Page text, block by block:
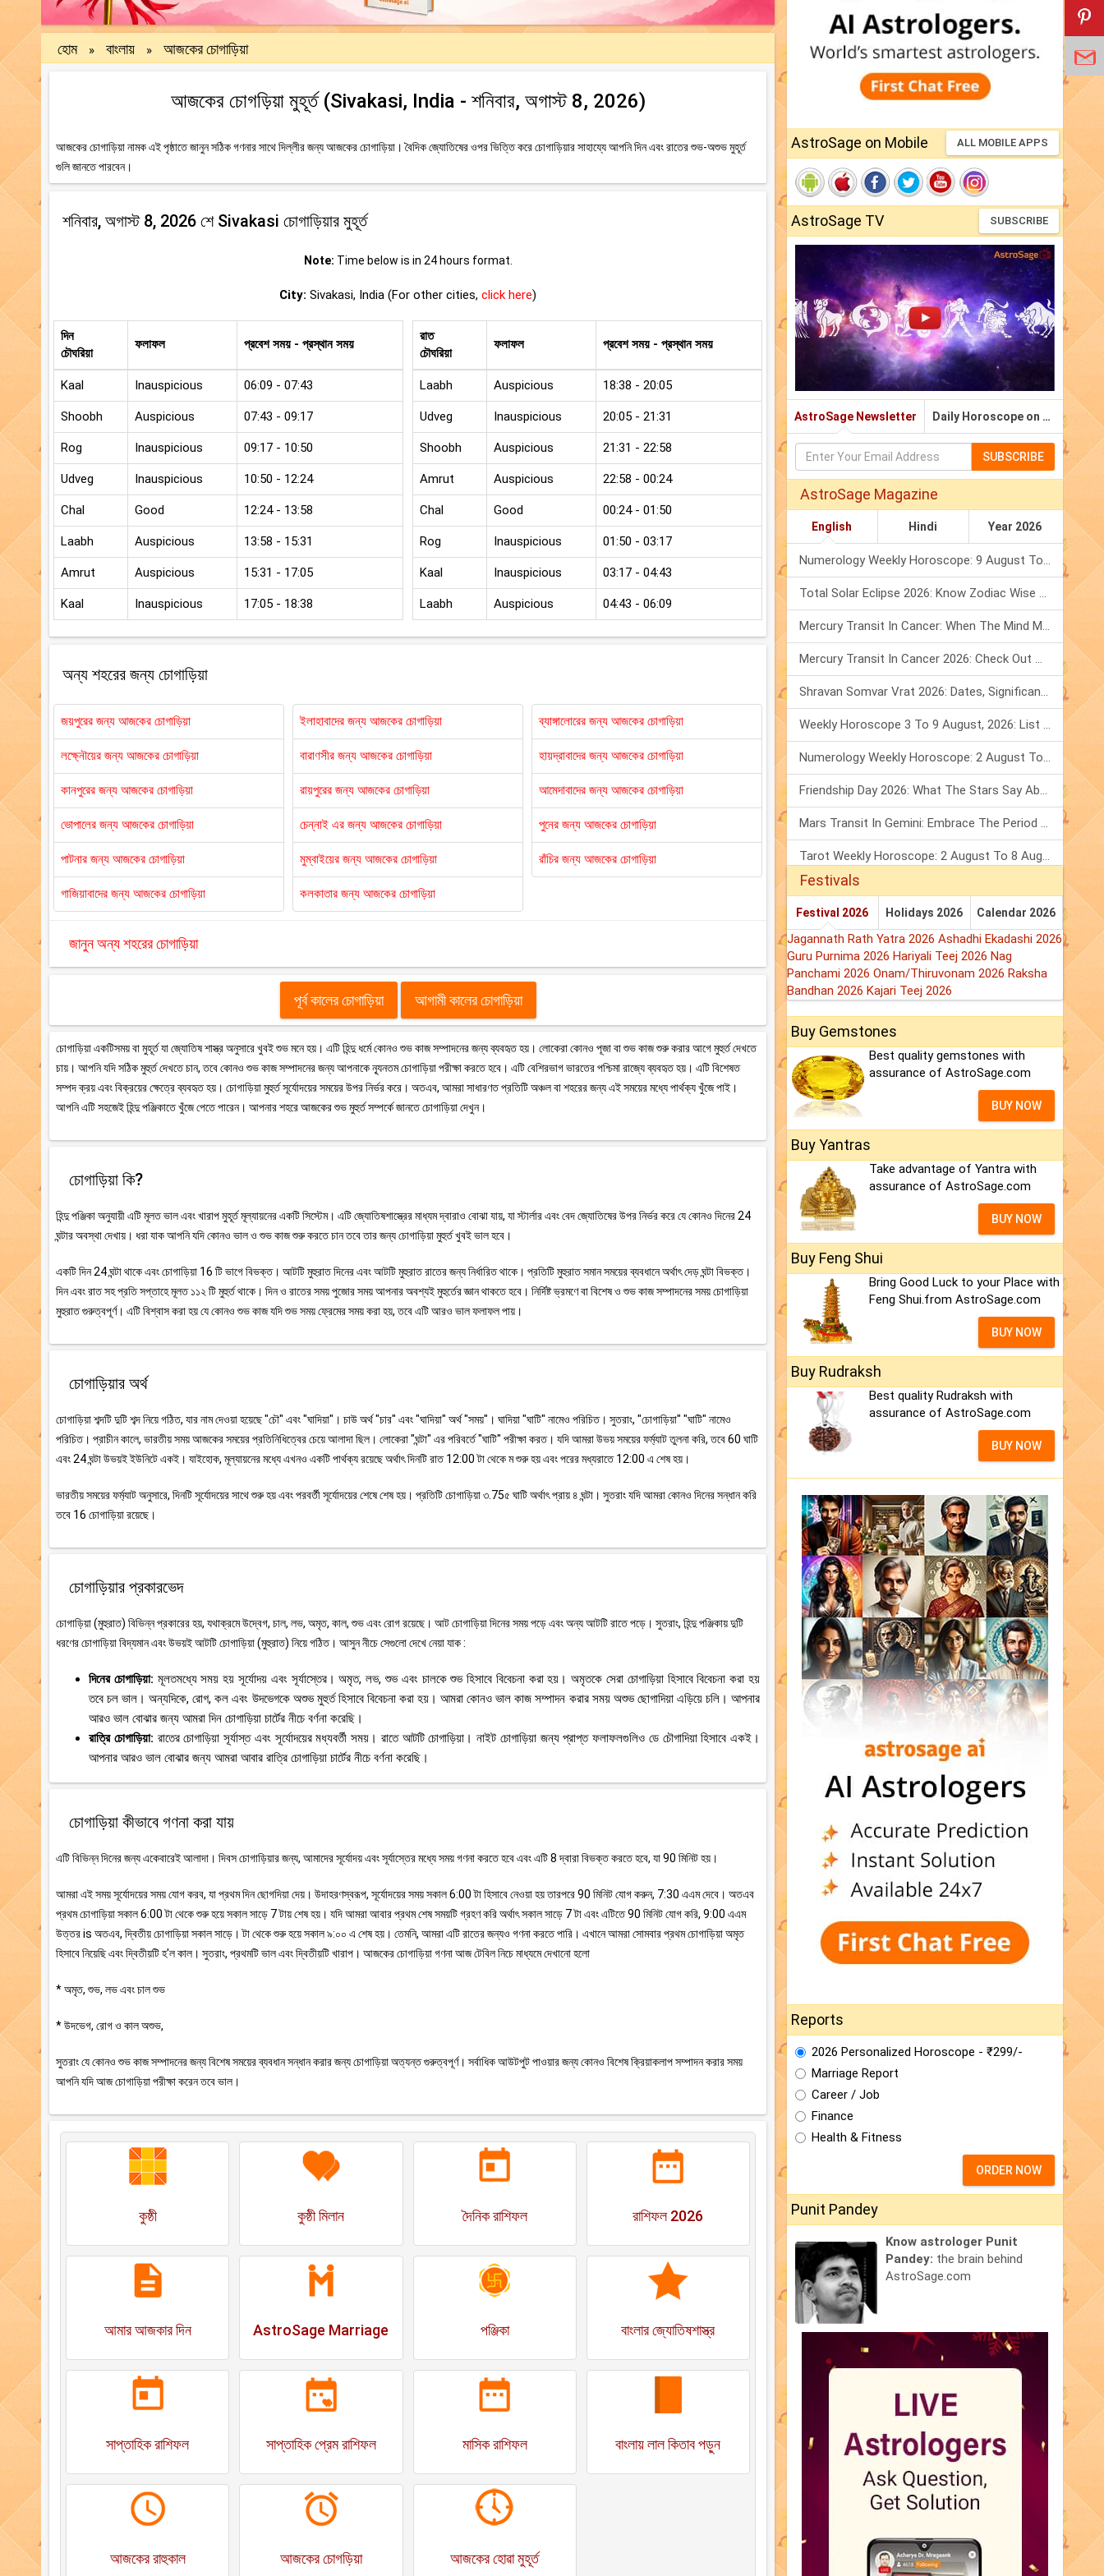
হোম » বাংলায় » আজকের চোগাড়িয়া
আজকের চোগড়িয়া মুহূর্ত (Sivakasi, India - শনিবার, অগাস্ট 8, 2026)
আজকের চোগাড়িয়া নামক এই পৃষ্ঠাতে জানুন সঠিক গণনার সাথে দিল্লীর জন্য আজকের চোগাড়িয়া। বৈদিক জ্যোতিষের ওপর ভিত্তি করে চোগাড়িয়ার সাহায্যে আপনি দিন এবং রাতের শুভ-অশুভ মুহূর্ত
গুলি জানতে পারবেন।
শনিবার, অগাস্ট 8, 2026 শে Sivakasi চোগাড়িয়ার মুহূর্ত
Note: Time below is in 24 hours format.
City: Sivakasi, India (For other cities, click here)
দিন
চৌঘরিয়া
ফলাফল প্রবেশ সময় - প্রস্থান সময়
Kaal Inauspicious 06:09 - 07:43
Shoobh Auspicious 07:43 - 09:17
Rog Inauspicious 09:17 - 10:50
Udveg Inauspicious 10:50 - 12:24
Chal Good 12:24 - 13:58
Laabh Auspicious 13:58 - 15:31
Amrut Auspicious 15:31 - 17:05
Kaal Inauspicious 17:05 - 18:38
রাত
চৌঘরিয়া
ফলাফল প্রবেশ সময় - প্রস্থান সময়
Laabh Auspicious 18:38 - 20:05
Udveg Inauspicious 20:05 - 21:31
Shoobh Auspicious 21:31 - 22:58
Amrut Auspicious 22:58 - 00:24
Chal Good 00:24 - 01:50
Rog Inauspicious 01:50 - 03:17
Kaal Inauspicious 03:17 - 04:43
Laabh Auspicious 04:43 - 06:09
অন্য শহরের জন্য চোগাড়িয়া
জয়পুরের জন্য আজকের চোগাড়িয়া
লক্ষ্নৌয়ের জন্য আজকের চোগাড়িয়া
কানপুরের জন্য আজকের চোগাড়িয়া
ভোপালের জন্য আজকের চোগাড়িয়া
পাটনার জন্য আজকের চোগাড়িয়া
গাজিয়াবাদের জন্য আজকের চোগাড়িয়া
ইলাহাবাদের জন্য আজকের চোগাড়িয়া
বারাণসীর জন্য আজকের চোগাড়িয়া
রায়পুরের জন্য আজকের চোগাড়িয়া
চেন্নাই এর জন্য আজকের চোগাড়িয়া
মুম্বাইয়ের জন্য আজকের চোগাড়িয়া
কলকাতার জন্য আজকের চোগাড়িয়া
ব্যাঙ্গালোরের জন্য আজকের চোগাড়িয়া
হায়দ্রাবাদের জন্য আজকের চোগাড়িয়া
আমেদাবাদের জন্য আজকের চোগাড়িয়া
পুনের জন্য আজকের চোগাড়িয়া
রাঁচির জন্য আজকের চোগাড়িয়া
জানুন অন্য শহরের চোগাড়িয়া
পূর্ব কালের চোগাড়িয়া আগামী কালের চোগাড়িয়া
চোগাড়িয়া একটিসময় বা মুহূর্ত যা জ্যোতিষ শাস্ত্র অনুসারে খুবই শুভ মনে হয়। এটি হিন্দু ধর্মে কোনও শুভ কাজ সম্পাদনের জন্য ব্যবহৃত হয়। লোকেরা কোনও পূজা বা শুভ কাজ শুরু করার আগে মুহুর্ত দেখতে
চায়। আপনি যদি সঠিক মুহুর্ত দেখতে চান, তবে কোনও শুভ কাজ সম্পাদনের জন্য আপনাকে ন্যূনতম চোগাড়িয়া পরীক্ষা করতে হবে। এটি বেশিরভাগ ভারতের পশ্চিমা রাজ্যে ব্যবহৃত হয়। এটি বিশেষত
সম্পদ ক্রয় এবং বিক্রয়ের ক্ষেত্রে ব্যবহৃত হয়। চোগাড়িয়া মুহুর্ত সূর্যোদয়ের সময়ের উপর নির্ভর করে। অতএব, আমরা সাধারণত প্রতিটি অঞ্চল বা শহরের জন্য এই সময়ের মধ্যে পার্থক্য খুঁজে পাই।
আপনি এটি সহজেই হিন্দু পঞ্জিকাতে খুঁজে পেতে পারেন। আপনার শহরে আজকের শুভ মুহুর্ত সম্পর্কে জানতে চোগাড়িয়া দেখুন।
চোগাড়িয়া কি?
হিন্দু পঞ্জিকা অনুযায়ী এটি মূলত ভাল এবং খারাপ মুহূর্ত মূল্যায়নের একটি সিস্টেম। এটি জ্যোতিষশাস্ত্রের মাধ্যম দ্বারাও বোঝা যায়, যা স্টার্লার এবং বেদ জ্যোতিষের উপর নির্ভর করে যে কোনও দিনের 24
ঘন্টার অবস্থা দেখায়। ধরা যাক আপনি যদি কোনও ভাল ও শুভ কাজ শুরু করতে চান তবে তার জন্য চোগাড়িয়া মুহুর্ত খুবই ভাল হবে।
একটি দিন 24 ঘন্টা থাকে এবং চোগাড়িয়া 16 টি ভাগে বিভক্ত। আটটি মুহুরাত দিনের এবং আটটি মুহুরাত রাতের জন্য নির্ধারিত থাকে। প্রতিটি মুহুরাত সমান সময়ের ব্যবধানে অর্থাৎ দেড় ঘন্টা বিভক্ত।
দিন এবং রাত সহ প্রতি সপ্তাহে মূলত ১১২ টি মুহুর্ত থাকে। দিন ও রাতের সময় পুজোর সময় আপনার অবশ্যই মুহুর্তের জ্ঞান থাকতে হবে। নির্দিষ্ট ভ্রমণে বা বিশেষ ও শুভ কাজ সম্পাদনের সময় চোগাড়িয়া
মুহুরাত গুরুত্বপূর্ণ। এটি বিশ্বাস করা হয় যে কোনও শুভ কাজ যদি শুভ সময় ফ্রেমের সময় করা হয়, তবে এটি আরও ভাল ফলাফল পায়।
চোগাড়িয়ার অর্থ
চোগাড়িয়া শব্দটি দুটি শব্দ নিয়ে গঠিত, যার নাম দেওয়া হয়েছে "চৌ" এবং "ঘাদিয়া"। চাউ অর্থ "চার" এবং "ঘাদিয়া" অর্থ "সময়"। ঘাদিয়া "ঘাটি" নামেও পরিচিত। সুতরাং, "চোগাড়িয়া" "ঘাটি" নামেও
পরিচিত। প্রাচীন কালে, ভারতীয় সময় আজকের সময়ের প্রতিনিধিত্বের চেয়ে আলাদা ছিল। লোকেরা "ঘন্টা" এর পরিবর্তে "ঘাটি" পরীক্ষা করত। যদি আমরা উভয় সময়ের ফর্ম্যাট তুলনা করি, তবে 60 ঘাটি
এবং 24 ঘন্টা উভয়ই ইউনিটে একই। যাইহোক, মূল্যায়নের মধ্যে এখনও একটি পার্থক্য রয়েছে অর্থাৎ দিনটি রাত 12:00 টা থেকে ম শুরু হয় এবং পরের মধ্যরাতে 12:00 এ শেষ হয়।
ভারতীয় সময়ের ফর্ম্যাট অনুসারে, দিনটি সূর্যোদয়ের সাথে শুরু হয় এবং পরবর্তী সূর্যোদয়ের শেষে শেষ হয়। প্রতিটি চোগাড়িয়া ৩.75৫ ঘাটি অর্থাৎ প্রায় ৪ ঘন্টা। সুতরাং যদি আমরা কোনও দিনের সন্ধান করি
তবে 16 চোগাড়িয়া রয়েছে।
চোগাড়িয়ার প্রকারভেদ
চোগাড়িয়া (মুহুরাত) বিভিন্ন প্রকারের হয়, যথাক্রমে উদ্বেগ, চাল, লভ, অমৃত, কাল, শুভ এবং রোগ রয়েছে। আট চোগাড়িয়া দিনের সময় পড়ে এবং অন্য আটটি রাতে পড়ে। সুতরাং, হিন্দু পঞ্জিকায় দুটি
ধরণের চোগাড়িয়া বিদ্যমান এবং উভয়ই আটটি চোগাড়িয়া (মুহুরাত) নিয়ে গঠিত। আসুন নীচে সেগুলো দেখে নেয়া যাক :
দিনের চোগাড়িয়া: মূলতমধ্যে সময় হয় সূর্যোদয় এবং সূর্যাস্তের। অমৃত, লভ, শুভ এবং চালকে শুভ হিসাবে বিবেচনা করা হয়। অমৃতকে সেরা চোগাড়িয়া হিসাবে বিবেচনা করা হয়
তবে চল ভাল। অন্যদিকে, রোগ, কল এবং উদভেগকে অশুভ মুহুর্ত হিসাবে বিবেচনা করা হয়। আমরা কোনও ভাল কাজ সম্পাদন করার সময় অশুভ ছোগাদিয়া এড়িয়ে চলি। আপনার
আরও ভাল বোঝার জন্য আমরা দিন চোগাড়িয়া চার্টের নীচে বর্ণনা করেছি।
রাত্রি চোগাড়িয়া: রাতের চোগাড়িয়া সূর্যাস্ত এবং সূর্যোদয়ের মধ্যবর্তী সময়। রাতে আটটি চোগাড়িয়া। নাইট চোগাড়িয়া জন্য প্রাপ্ত ফলাফলগুলিও ডে চৌগাদিয়া হিসাবে একই।
আপনার আরও ভাল বোঝার জন্য আমরা আবার রাত্রি চোগাড়িয়া চার্টের নীচে বর্ণনা করেছি।
চোগাড়িয়া কীভাবে গণনা করা যায়
এটি বিভিন্ন দিনের জন্য একেবারেই আলাদা। দিবস চোগাড়িয়ার জন্য, আমাদের সূর্যোদয় এবং সূর্যাস্তের মধ্যে সময় গণনা করতে হবে এবং এটি 8 দ্বারা বিভক্ত করতে হবে, যা 90 মিনিট হয়।
আমরা এই সময় সূর্যোদয়ের সময় যোগ করব, যা প্রথম দিন ছোগদিয়া দেয়। উদাহরণস্বরূপ, সূর্যোদয়ের সময় সকাল 6:00 টা হিসাবে নেওয়া হয় তারপরে 90 মিনিট যোগ করুন, 7:30 এএম দেবে। অতএব
প্রথম চোগাড়িয়া সকাল 6:00 টা থেকে শুরু হয়ে সকাল সাড়ে 7 টায় শেষ হয়। যদি আমরা আবার প্রথম শেষ সময়টি গ্রহণ করি অর্থাৎ সকাল সাড়ে 7 টা এবং এটিতে 90 মিনিট যোগ করি, 9:00 এএম
উত্তর is অতএব, দ্বিতীয় চোগাড়িয়া সকাল সাড়ে। টা থেকে শুরু হয়ে সকাল ৯:০০ এ শেষ হয়। তেমনি, আমরা এটি রাতের জন্যও গণনা করতে পারি। এখানে আমরা সোমবার প্রথম চোগাড়িয়া অমৃত
হিসাবে নিয়েছি এবং দ্বিতীয়টি হ'ল কাল। সুতরাং, প্রথমটি ভাল এবং দ্বিতীয়টি খারাপ। আজকের চোগাড়িয়া গণনা আজ টেবিল নিচে মাধ্যমে দেখানো হলো
* অমৃত, শুভ, লভ এবং চাল শুভ
* উদভেগ, রোগ ও কাল অশুভ,
সুতরাং যে কোনও শুভ কাজ সম্পাদনের জন্য বিশেষ সময়ের ব্যবধান সন্ধান করার জন্য চোগাড়িয়া অত্যন্ত গুরুত্বপূর্ণ। সর্বাধিক আউটপুট পাওয়ার জন্য কোনও বিশেষ ক্রিয়াকলাপ সম্পাদন করার সময়
আপনি যদি আজ চোগাড়িয়া পরীক্ষা করেন তবে ভাল।
কুষ্ঠী কুষ্ঠী মিলান দৈনিক রাশিফল রাশিফল 2026
আমার আজকার দিন AstroSage Marriage পঞ্জিকা বাংলার জ্যোতিষশাস্ত্র
সাপ্তাহিক রাশিফল সাপ্তাহিক প্রেম রাশিফল মাসিক রাশিফল বাংলায় লাল কিতাব পড়ুন
আজকের রাহুকাল আজকের চোগড়িয়া আজকের হোৱা মুহূর্ত
AstroSage on Mobile ALL MOBILE APPS
AstroSage TV SUBSCRIBE
AstroSage Newsletter Daily Horoscope on Email
SUBSCRIBE
AstroSage Magazine
English Hindi Year 2026
Numerology Weekly Horoscope: 9 August To 15 August, 2026
Total Solar Eclipse 2026: Know Zodiac Wise Prediction
Mercury Transit In Cancer: When The Mind Meets The Heart!
Mercury Transit In Cancer 2026: Check Out What It Brings For You
Shravan Somvar Vrat 2026: Dates, Significance & Rituals In August
Weekly Horoscope 3 To 9 August, 2026: List Of Fasts & Festivals
Numerology Weekly Horoscope: 2 August To 8 August, 2026
Friendship Day 2026: What The Stars Say About Your Best Friend!
Mars Transit In Gemini: Embrace The Period Full Of Energy & Intelligence
Tarot Weekly Horoscope: 2 August To 8 August, 2026
Festivals
Festival 2026 Holidays 2026 Calendar 2026
Jagannath Rath Yatra 2026 Ashadhi Ekadashi 2026
Guru Purnima 2026 Hariyali Teej 2026 Nag
Panchami 2026 Onam/Thiruvonam 2026 Raksha
Bandhan 2026 Kajari Teej 2026
Buy Gemstones
Best quality gemstones with
assurance of AstroSage.com
BUY NOW
Buy Yantras
Take advantage of Yantra with
assurance of AstroSage.com
BUY NOW
Buy Feng Shui
Bring Good Luck to your Place with
Feng Shui.from AstroSage.com
BUY NOW
Buy Rudraksh
Best quality Rudraksh with
assurance of AstroSage.com
BUY NOW
Reports
2026 Personalized Horoscope - ₹299/-
Marriage Report
Career / Job
Finance
Health & Fitness
ORDER NOW
Punit Pandey
Know astrologer Punit
Pandey: the brain behind
AstroSage.com